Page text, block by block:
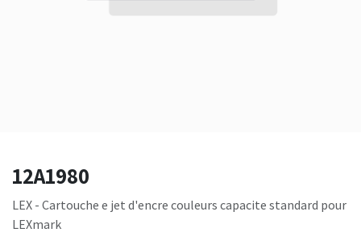
12A1980
LEX - Cartouche e jet d'encre couleurs capacite standard pour
LEXmark